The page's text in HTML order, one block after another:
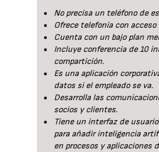
No precisa un teléfono de
Ofrece telefonía con acceso
Cuenta con un bajo plan
Incluye conferencia de 10
compartición.
Es una aplicación
datos si el empleado se va.
Desarrolla las
socios y clientes.
Tiene un interfaz de
para añadir inteligencia
en procesos y aplicaciones